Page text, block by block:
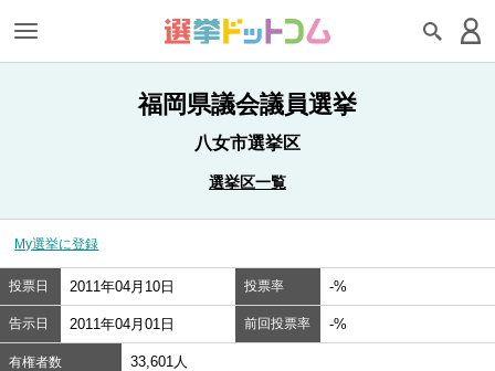
福岡県議会議員選挙
八女市選挙区
選挙区一覧
My選挙に登録
投票日 2011年04月10日 投票率 -%
告示日 2011年04月01日 前回投票率 -%
有権者数 33,601人